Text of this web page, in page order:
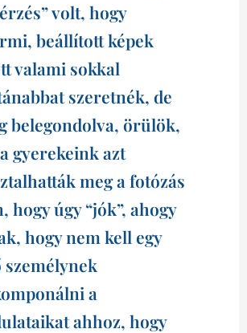
volt, hogy
beállított képek
valami sokkal
szeretnék, de
belegondolva, örülök,
gyerekeink azt
meg a fotózás
hogy úgy “jók”, ahogy
hogy nem kell egy
a
ahhoz, hogy